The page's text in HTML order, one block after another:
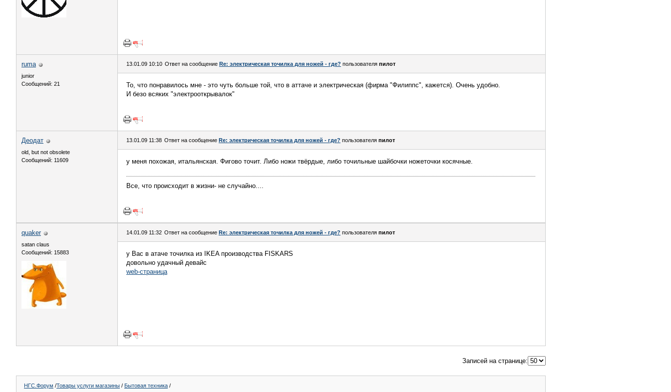
ruma
junior
Сообщений: 21
13.01.09 10:10 Ответ на сообщение Re: электрическая точилка для ножей - где? пользователя пилот
То, что понравилось мне - это чуть больше той, что в аттаче и электрическая (фирма "Филиппс", кажется). Очень удобно.
И безо всяких "электрооткрывалок"
Деодат
old, but not obsolete
Сообщений: 11609
13.01.09 11:38 Ответ на сообщение Re: электрическая точилка для ножей - где? пользователя пилот
у меня похожая, итальянская. Фигово точит. Либо ножи твёрдые, либо точильные шайбочки ножеточки косячные.
Все, что происходит в жизни- не случайно....
quaker
satan claus
Сообщений: 15883
14.01.09 11:32 Ответ на сообщение Re: электрическая точилка для ножей - где? пользователя пилот
у Вас в атаче точилка из IKEA производства FISKARS
довольно удачный девайс
web-страница
Записей на странице:
НГС.Форум /Товары услуги магазины / Бытовая техника /